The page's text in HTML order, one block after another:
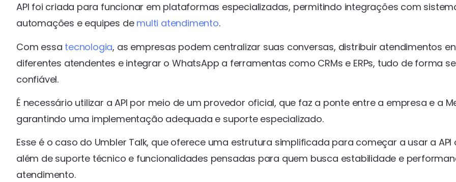
API foi criada para funcionar em plataformas especializadas, permitindo integrações com
automações e equipes de multi atendimento.
Com essa tecnologia, as empresas podem centralizar suas conversas, distribuir atendimentos
diferentes atendentes e integrar o WhatsApp a ferramentas como CRMs e ERPs, tudo de forma
confiável.
É necessário utilizar a API por meio de um provedor oficial, que faz a ponte entre a empresa e a
garantindo uma implementação adequada e suporte especializado.
Esse é o caso do Umbler Talk, que oferece uma estrutura simplificada para começar a usar a API
além de suporte técnico e funcionalidades pensadas para quem busca estabilidade e
atendimento.